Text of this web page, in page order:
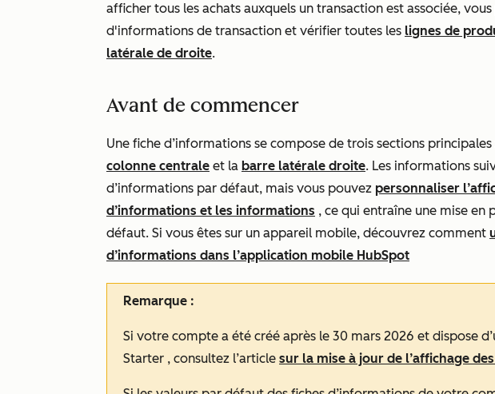
afficher tous les achats auxquels un transaction est associée,
d'informations de transaction et vérifier toutes les lignes de
latérale de droite.
Avant de commencer
Une fiche d’informations se compose de trois sections principales
colonne centrale et la barre latérale droite. Les informations
d’informations par défaut, mais vous pouvez personnaliser
d’informations et les informations , ce qui entraîne une mise
défaut. Si vous êtes sur un appareil mobile, découvrez comment
d’informations dans l’application mobile HubSpot
Remarque :
Si votre compte a été créé après le 30 mars 2026 et dispose
Starter , consultez l’article sur la mise à jour de l’affichage